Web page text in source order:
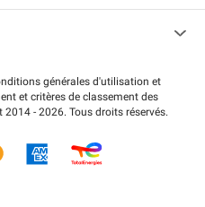
générales d'utilisation et
et critères de classement des
- 2026. Tous droits réservés.